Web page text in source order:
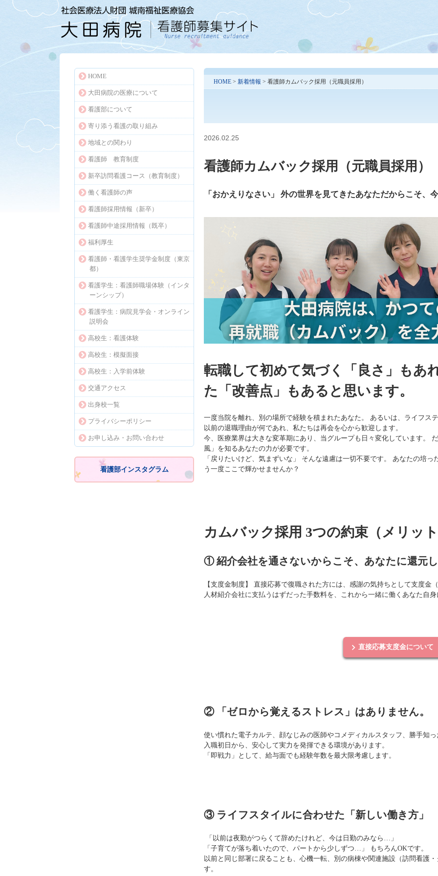
HOME > 新着情報 > 看護師カムバック採用（元職員採用）
2026.02.25
看護師カムバック採用（元職員採用）
「おかえりなさい」 外の世界を見てきたあなただからこそ、
転職して初めて気づく「良さ」もあ
た「改善点」もあると思います。
一度当院を離れ、別の場所で経験を積まれたあなた。 あるいは、ライフス
以前の退職理由が何であれ、私たちは再会を心から歓迎します。
今、医療業界は大きな変革期にあり、当グループも日々変化しています。
風」を知るあなたの力が必要です。
「戻りたいけど、気まずいな」 そんな遠慮は一切不要です。 あなたの培
う一度ここで輝かせませんか？
カムバック採用 3つの約束（メリッ
① 紹介会社を通さないからこそ、あなたに還元
【支度金制度】 直接応募で復職された方には、感謝の気持ちとして支度金
人材紹介会社に支払うはずだった手数料を、これから一緒に働くあなた自
直接応募支度金について
② 「ゼロから覚えるストレス」はありません。
使い慣れた電子カルテ、顔なじみの医師やコメディカルスタッフ、勝手知
入職初日から、安心して実力を発揮できる環境があります。
「即戦力」として、給与面でも経験年数を最大限考慮します。
③ ライフスタイルに合わせた「新しい働き方」
「以前は夜勤がつらくて辞めたけれど、今は日勤のみなら…」
「子育てが落ち着いたので、パートから少しずつ…」 もちろんOKです。
以前と同じ部署に戻ることも、心機一転、別の病棟や関連施設（訪問看護
す。
HOME
大田病院の医療について
看護部について
寄り添う看護の取り組み
地域との関わり
看護師 教育制度
新卒訪問看護コース（教育制度）
働く看護師の声
看護師採用情報（新卒）
看護師中途採用情報（既卒）
福利厚生
看護師・看護学生奨学金制度（東京
都）
看護学生：看護師職場体験（インタ
ーンシップ）
看護学生：病院見学会・オンライン
説明会
高校生：看護体験
高校生：模擬面接
高校生：入学前体験
交通アクセス
出身校一覧
プライバシーポリシー
お申し込み・お問い合わせ
看護部インスタグラム